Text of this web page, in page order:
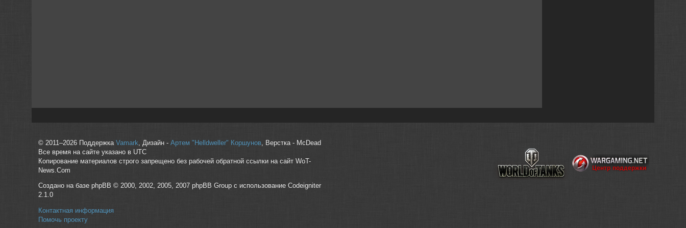
© 2011–2026 Поддержка Vamark , Дизайн - Артем "Helldweller" Коршунов, Верстка - McDead
Все время на сайте указано в UTC
Копирование материалов строго запрещено без рабочей обратной ссылки на сайт WoT-
News.Com
Создано на базе phpBB © 2000, 2002, 2005, 2007 phpBB Group с использование Codeigniter
2.1.0
Контактная информация
Помочь проекту